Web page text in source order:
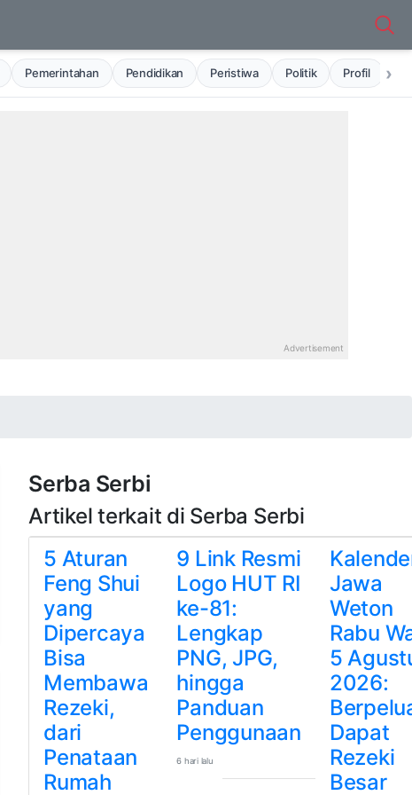
Pemerintahan Pendidikan Peristiwa Politik Profil ›
Serba Serbi
Artikel terkait di Serba Serbi
5 Aturan
Feng Shui
yang
Dipercaya
Bisa
Membawa
Rezeki,
dari
Penataan
Rumah
9 Link Resmi
Logo HUT RI
ke-81:
Lengkap
PNG, JPG,
hingga
Panduan
Penggunaan
6 hari lalu
Jawa
Weton
Rabu
5
2026:
Dapat
Rezeki
Besar